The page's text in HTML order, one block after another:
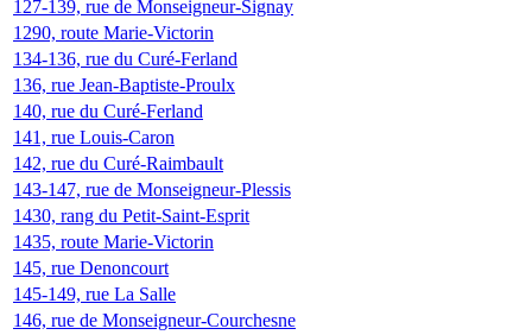
127-139, rue de Monseigneur-Signay
1290, route Marie-Victorin
134-136, rue du Curé-Ferland
136, rue Jean-Baptiste-Proulx
140, rue du Curé-Ferland
141, rue Louis-Caron
142, rue du Curé-Raimbault
143-147, rue de Monseigneur-Plessis
1430, rang du Petit-Saint-Esprit
1435, route Marie-Victorin
145, rue Denoncourt
145-149, rue La Salle
146, rue de Monseigneur-Courchesne